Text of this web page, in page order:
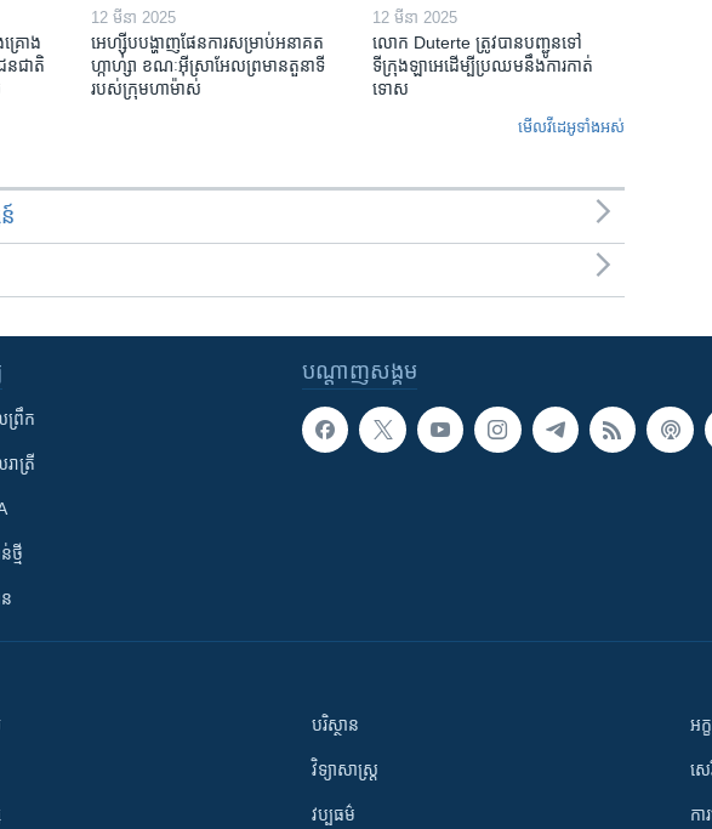
រោង​
នជាតិ​
12 មីនា 2025
អេហ្ស៊ីប​បង្ហាញ​ផែនការ​សម្រាប់​អនាគត​
ហ្កាហ្សា ខណៈ​អ៊ីស្រាអែល​ព្រមាន​តួនាទី​
របស់​ក្រុម​ហាម៉ាស់
12 មីនា 2025
លោក Duterte ត្រូវ​បាន​បញ្ជូនទៅ
ទីក្រុងឡាអេ​ដើម្បី​ប្រឈម​នឹង​ការកាត់
ទោស
មើល​វីដេអូ​ទាំង​អស់
បណ្តាញ​សង្គម
ព្រឹក
ាត្រី
ថ្មី
បរិស្ថាន
វិទ្យាសាស្រ្ត
វប្បធម៌
អក្
សេ
កា